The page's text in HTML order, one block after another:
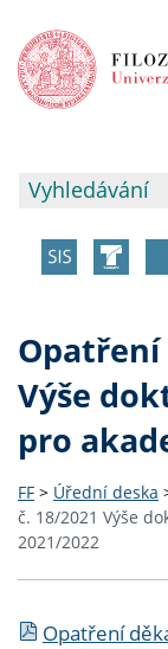
Opatření
Výše
pro
FF > Úřední deska
č. 18/2021 Výše
2021/2022
Opatření